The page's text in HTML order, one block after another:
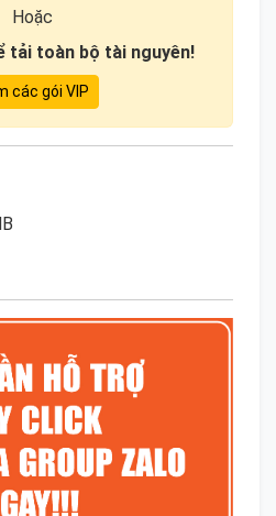
Hoặc
tải toàn bộ tài nguyên!
các gói VIP